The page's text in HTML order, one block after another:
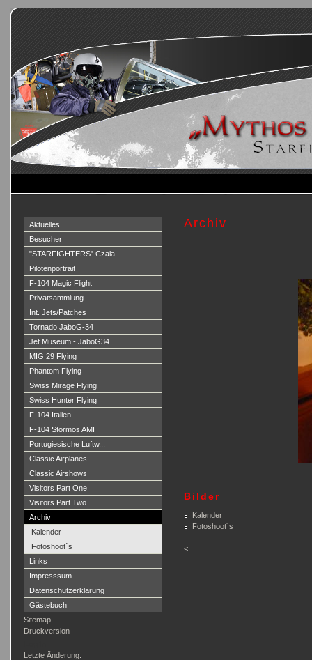
Aktuelles
Besucher
"STARFIGHTERS" Czaia
Pilotenportrait
F-104 Magic Flight
Privatsammlung
Int. Jets/Patches
Tornado JaboG-34
Jet Museum - JaboG34
MIG 29 Flying
Phantom Flying
Swiss Mirage Flying
Swiss Hunter Flying
F-104 Italien
F-104 Stormos AMI
Portugiesische Luftw...
Classic Airplanes
Classic Airshows
Visitors Part One
Visitors Part Two
Archiv
Kalender
Fotoshoot´s
Links
Impresssum
Datenschutzerklärung
Gästebuch
Sitemap
Druckversion
Letzte Änderung:
Archiv
Bilder
Kalender
Fotoshoot´s
<